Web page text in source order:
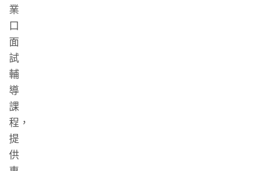
業
口
面
試
輔
導
課
程，
提
供